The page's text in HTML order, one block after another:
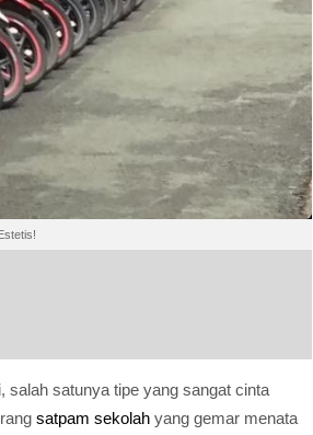
salah satunya tipe yang sangat cinta
satpam sekolah yang gemar menata